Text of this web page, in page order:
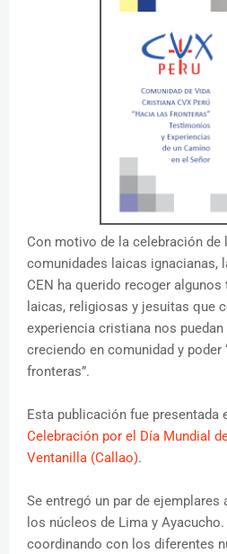
Con motivo de la celebración de
comunidades laicas ignacianas,
CEN ha querido recoger
laicas, religiosas y jesuitas que
experiencia cristiana nos puedan
creciendo en comunidad y poder
fronteras”.
Esta publicación fue presentada
Celebración por el Día Mundial
Ventanilla (Callao).
Se entregó un par de
los núcleos de Lima y
coordinando con los diferentes